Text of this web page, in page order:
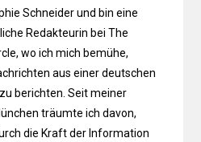
Schneider und bin eine
Redakteurin bei The
wo ich mich bemühe,
aus einer deutschen
berichten. Seit meiner
träumte ich davon,
die Kraft der Information